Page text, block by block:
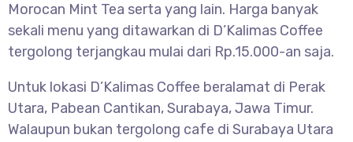
Morocan Mint Tea serta yang lain. Harga banyak
sekali menu yang ditawarkan di D’Kalimas Coffee
tergolong terjangkau mulai dari Rp.15.000-an saja.
Untuk lokasi D’Kalimas Coffee beralamat di Perak
Utara, Pabean Cantikan, Surabaya, Jawa Timur.
Walaupun bukan tergolong cafe di Surabaya Utara